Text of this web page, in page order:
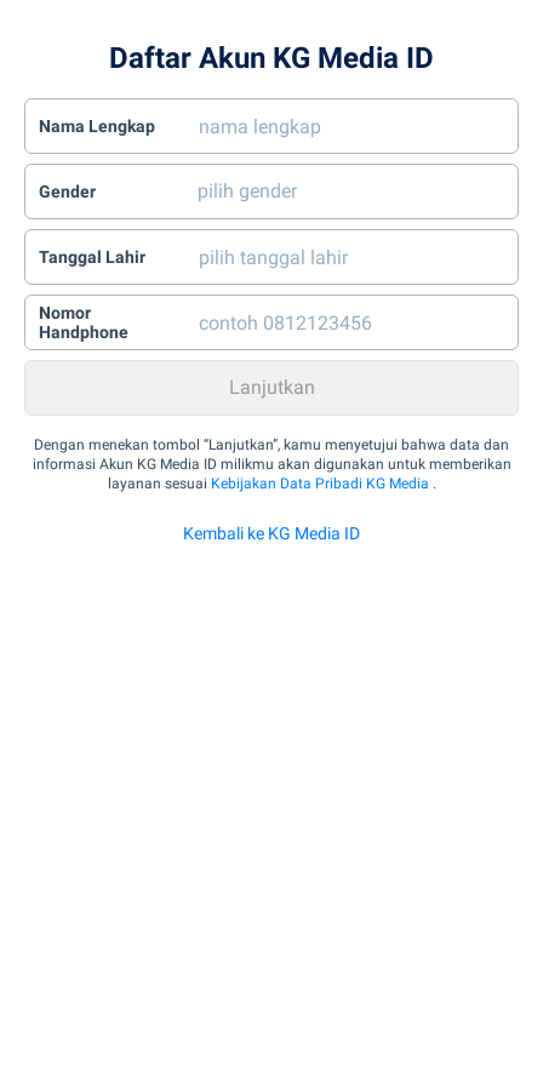
Daftar Akun KG Media ID
Nama Lengkap
Gender
Tanggal Lahir
Nomor
Handphone
Dengan menekan tombol “Lanjutkan”, kamu menyetujui bahwa data dan
informasi Akun KG Media ID milikmu akan digunakan untuk memberikan
layanan sesuai Kebijakan Data Pribadi KG Media .
Kembali ke KG Media ID